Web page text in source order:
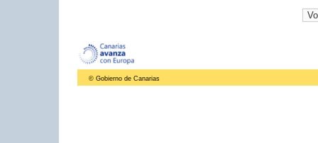
© Gobierno de Canarias